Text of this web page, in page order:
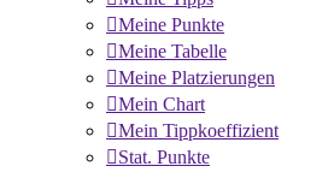
Meine Punkte
Meine Tabelle
Meine Platzierungen
Mein Chart
Mein Tippkoeffizient
Stat. Punkte